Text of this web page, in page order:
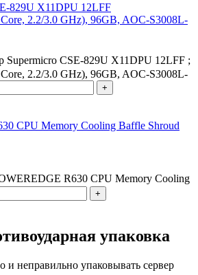
829U X11DPU 12LFF
2.2/3.0 GHz), 96GB, AOC-S3008L-
Supermicro CSE-829U X11DPU 12LFF ;
2.2/3.0 GHz), 96GB, AOC-S3008L-
+
CPU Memory Cooling Baffle Shroud
R630 CPU Memory Cooling
+
упаковка
и неправильно упаковывать сервер